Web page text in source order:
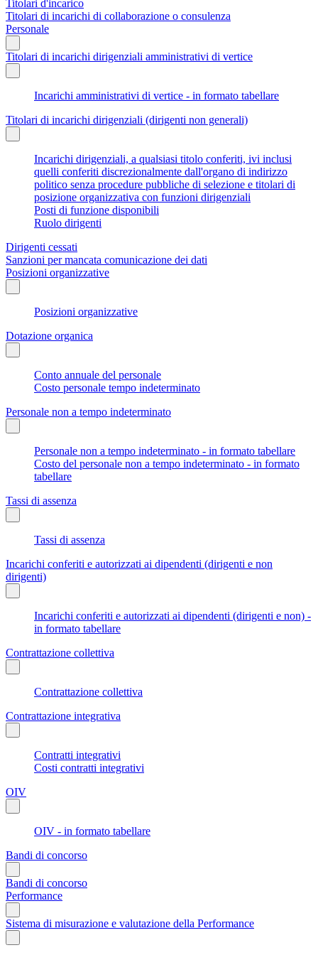
Titolari d'incarico
Titolari di incarichi di collaborazione o consulenza
Personale
Titolari di incarichi dirigenziali amministrativi di vertice
Incarichi amministrativi di vertice - in formato tabellare
Titolari di incarichi dirigenziali (dirigenti non generali)
Incarichi dirigenziali, a qualsiasi titolo conferiti, ivi inclusi
quelli conferiti discrezionalmente dall'organo di indirizzo
politico senza procedure pubbliche di selezione e titolari di
posizione organizzativa con funzioni dirigenziali
Posti di funzione disponibili
Ruolo dirigenti
Dirigenti cessati
Sanzioni per mancata comunicazione dei dati
Posizioni organizzative
Posizioni organizzative
Dotazione organica
Conto annuale del personale
Costo personale tempo indeterminato
Personale non a tempo indeterminato
Personale non a tempo indeterminato - in formato tabellare
Costo del personale non a tempo indeterminato - in formato
tabellare
Tassi di assenza
Tassi di assenza
Incarichi conferiti e autorizzati ai dipendenti (dirigenti e non
dirigenti)
Incarichi conferiti e autorizzati ai dipendenti (dirigenti e non) -
in formato tabellare
Contrattazione collettiva
Contrattazione collettiva
Contrattazione integrativa
Contratti integrativi
Costi contratti integrativi
OIV
OIV - in formato tabellare
Bandi di concorso
Bandi di concorso
Performance
Sistema di misurazione e valutazione della Performance